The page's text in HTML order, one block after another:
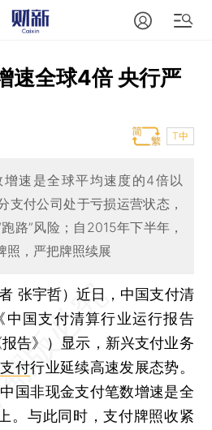
速全球4倍 央行严
T中
速是全球平均速度的4倍以
支付公司处于亏损运营状态，
路”风险；自2015年下半年，
照，严把牌照续展
张宇哲） 近日，中国支付清
中国支付清算行业运行报告
报告》）显示，新兴支付业务
付行业延续高速发展态势。
国非现金支付笔数增速是全
。与此同时，支付牌照收紧